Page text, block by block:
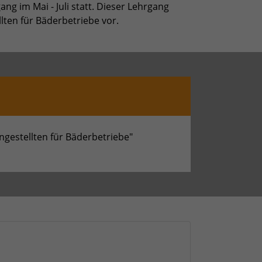
im Mai - Juli statt. Dieser Lehrgang
für Bäderbetriebe vor.
für Bäderbetriebe"